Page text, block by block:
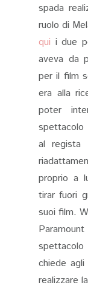
spada
ruolo di
qui i due
aveva da
per il film
era alla
poter
spettacolo
al regista
proprio a
tirar fuori
suoi film.
chiede
realizzare